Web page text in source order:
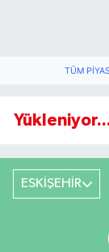
TÜM
ESKİŞEHİR